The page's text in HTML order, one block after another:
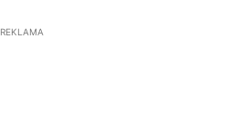
REKLAMA